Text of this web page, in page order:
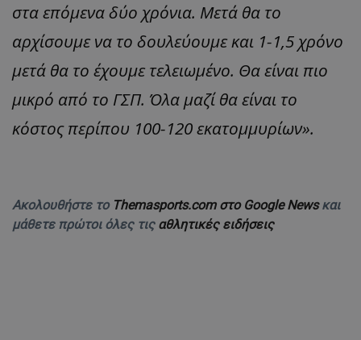
στα επόμενα δύο χρόνια. Μετά θα το
αρχίσουμε να το δουλεύουμε και 1-1,5 χρόνο
μετά θα το έχουμε τελειωμένο. Θα είναι πιο
μικρό από το ΓΣΠ. Όλα μαζί θα είναι το
κόστος περίπου 100-120 εκατομμυρίων».
Ακολουθήστε το Themasports.com στο Google Newsκαι
μάθετε πρώτοι όλες τις αθλητικές ειδήσεις